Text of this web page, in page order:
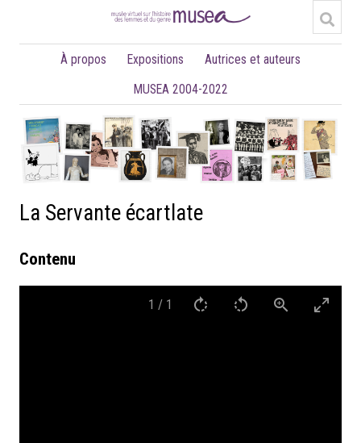
À propos Expositions
Autrices et auteurs
MUSEA 2004-2022
La Servante écartlate
Contenu
1 / 1